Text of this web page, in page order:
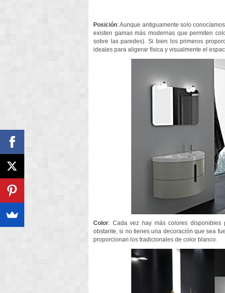
Posición: Aunque antiguamente solo
existen gamas más modernas que permiten
sobre las paredes). Si bien los primeros
ideales para aligerar física y visualmente el
Color: Cada vez hay más colores
obstante, si no tienes una decoración que sea
proporcionan los tradicionales de color blanco.